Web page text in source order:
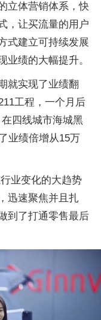
立体营销体系，快
，让买流量的用户
式建立可持续发展
业绩的大幅提升。
就实现了业绩翻
工程，一个月后
四线城市海城黑
业绩倍增从15万
业变化的大趋势
迅速聚焦并且扎
到了打通零售最后